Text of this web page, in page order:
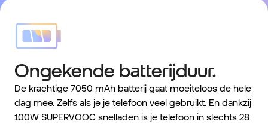
Ongekende batterijduur.
De krachtige 7050 mAh batterij gaat moeiteloos de hele
dag mee. Zelfs als je je telefoon veel gebruikt. En dankzij
100W SUPERVOOC snelladen is je telefoon in slechts 28